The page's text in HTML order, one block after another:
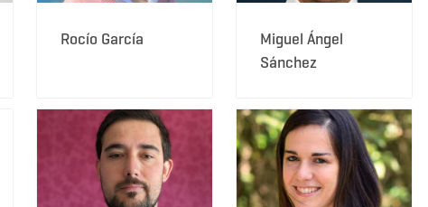
Rocío García
Miguel Ángel
Sánchez